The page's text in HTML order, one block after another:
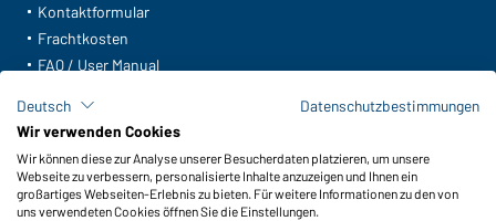
Kontaktformular
Frachtkosten
FAQ / User Manual
Meldeportal nach Hinweisgeberschutz
Funktionen & Pflege
Produkteigenschaften
Deutsch
Datenschutzbestimmungen
Wir verwenden Cookies
Wir können diese zur Analyse unserer Besucherdaten platzieren, um unsere
Webseite zu verbessern, personalisierte Inhalte anzuzeigen und Ihnen ein
großartiges Webseiten-Erlebnis zu bieten. Für weitere Informationen zu den von
uns verwendeten Cookies öffnen Sie die Einstellungen.